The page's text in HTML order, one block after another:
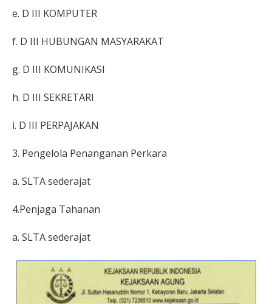
e. D III KOMPUTER
f. D III HUBUNGAN MASYARAKAT
g. D III KOMUNIKASI
h. D III SEKRETARI
i. D III PERPAJAKAN
3. Pengelola Penanganan Perkara
a. SLTA sederajat
4.Penjaga Tahanan
a. SLTA sederajat